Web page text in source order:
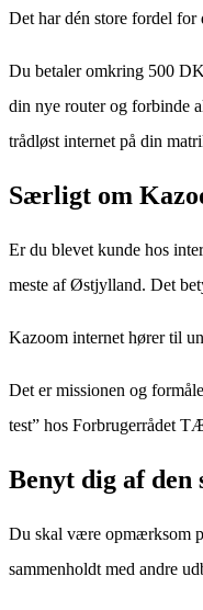
Det har dén store fordel
Du betaler omkring 500
din nye router og forbinde
trådløst internet på din
Særligt om
Er du blevet kunde hos
meste af Østjylland. Det
Kazoom internet hører til
Det er missionen og
test” hos Forbrugerrådet
Benyt dig af
Du skal være opmærksom
sammenholdt med andre